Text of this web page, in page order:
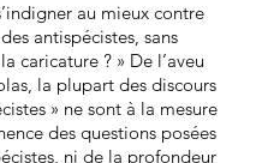
au mieux contre
antispécistes, sans
caricature ? » De l’aveu
la plupart des discours
» ne sont à la mesure
des questions posées
ni de la profondeur